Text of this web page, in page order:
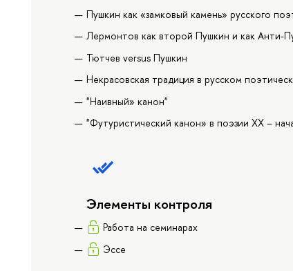
Пушкин как «замковый камень» русского
Лермонтов как второй Пушкин и как Анти-
Тютчев versus Пушкин
Некрасовская традиция в русском
"Наивный» канон"
"Футуристический канон» в поэзии ХХ –
Элементы контроля
Работа на семинарах
Эссе